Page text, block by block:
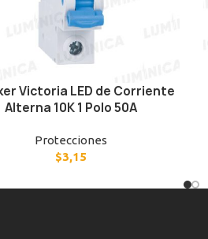
Victoria LED de Corriente
Alterna 10K 1 Polo 50A
Protecciones
$3,15